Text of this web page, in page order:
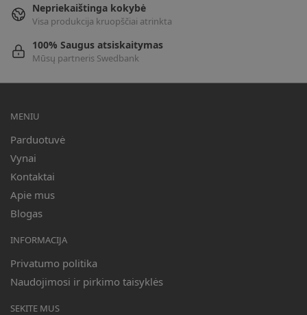
Nepriekaištinga kokybė
Visa produkcija kruopščiai atrinkta
100% Saugus atsiskaitymas
Mūsų partneris Swedbank
MENIU
Parduotuvė
Vynai
Kontaktai
Apie mus
Blogas
INFORMACIJA
Privatumo politika
Naudojimosi ir pirkimo taisyklės
SEKITE MUS